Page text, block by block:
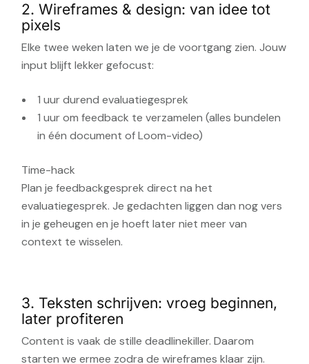
2. Wireframes & design: van idee tot
pixels
Elke twee weken laten we je de voortgang zien. Jouw
input blijft lekker gefocust:
1 uur durend evaluatiegesprek
1 uur om feedback te verzamelen (alles bundelen
in één document of Loom-video)
Time-hack
Plan je feedbackgesprek direct na het
evaluatiegesprek. Je gedachten liggen dan nog vers
in je geheugen en je hoeft later niet meer van
context te wisselen.
3. Teksten schrijven: vroeg beginnen,
later profiteren
Content is vaak de stille deadlinekiller. Daarom
starten we ermee zodra de wireframes klaar zijn.